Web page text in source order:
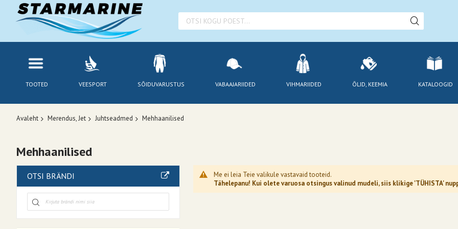
TOOTED VEESPORT SÕIDUVARUSTUS VABAAJARIIDED VIHMARIIDED ÕLID, KEEMIA KATALOOGID
Avaleht Merendus, Jet Juhtseadmed Mehhaanilised
Mehhaanilised
Me ei leia Teie valikule vastavaid tooteid.
Tähelepanu! Kui olete varuosa otsingus valinud mudeli, siis klikige 'TÜHISTA'
OTSI BRÄNDI